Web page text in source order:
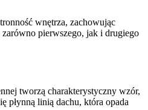
wnętrza, zachowując
zarówno pierwszego, jak i drugiego
tworzą charakterystyczny wzór,
płynną linią dachu, która opada